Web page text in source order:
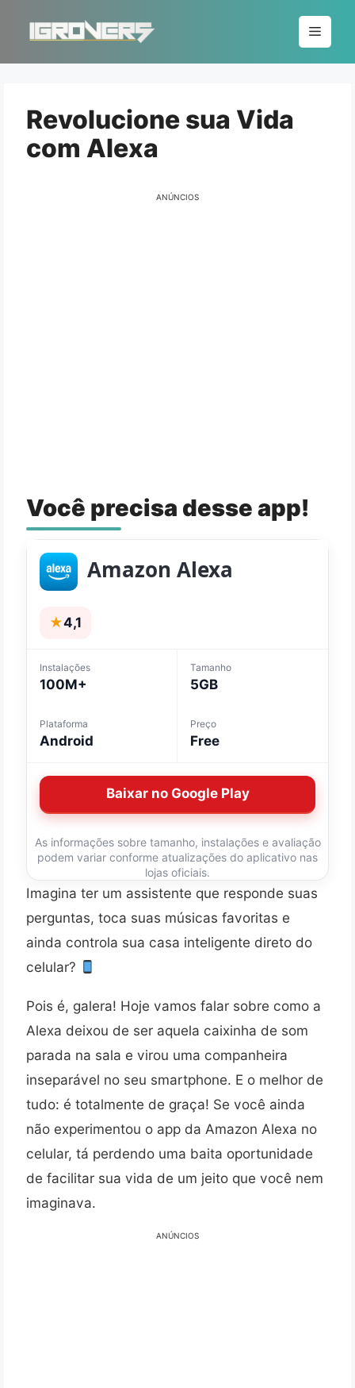
conteúdo
Menu
Revolucione sua Vida
com Alexa
ANÚNCIOS
Você precisa desse app!
Amazon Alexa
★4,1
Instalações
100M+
Tamanho
5GB
Plataforma
Android
Preço
Free
Baixar no Google Play
As informações sobre tamanho, instalações e avaliação
podem variar conforme atualizações do aplicativo nas
lojas oficiais.
Imagina ter um assistente que responde suas
perguntas, toca suas músicas favoritas e
ainda controla sua casa inteligente direto do
celular?
Pois é, galera! Hoje vamos falar sobre como a
Alexa deixou de ser aquela caixinha de som
parada na sala e virou uma companheira
inseparável no seu smartphone. E o melhor de
tudo: é totalmente de graça! Se você ainda
não experimentou o app da Amazon Alexa no
celular, tá perdendo uma baita oportunidade
de facilitar sua vida de um jeito que você nem
imaginava.
ANÚNCIOS